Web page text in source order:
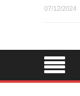
07/12/2024